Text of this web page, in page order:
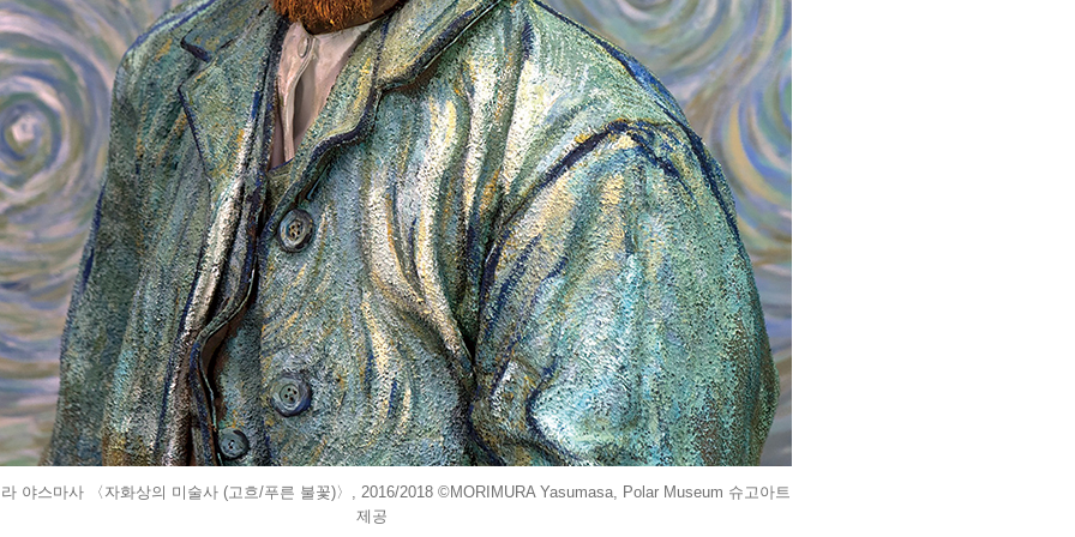
야스마사 〈자화상의 미술사 (고흐/푸른 불꽃)〉, 2016/2018 ©MORIMURA Yasumasa, Polar Museum 슈고아트
제공